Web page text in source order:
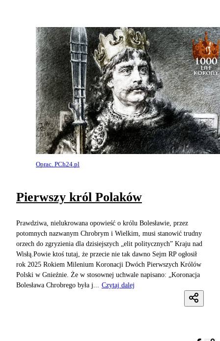
Oprac. PCh24.pl
Pierwszy król Polaków
Prawdziwa, nielukrowana opowieść o królu Bolesławie, przez
potomnych nazwanym Chrobrym i Wielkim, musi stanowić trudny
orzech do zgryzienia dla dzisiejszych „elit politycznych” Kraju nad
Wisłą.Powie ktoś tutaj, że przecie nie tak dawno Sejm RP ogłosił
rok 2025 Rokiem Milenium Koronacji Dwóch Pierwszych Królów
Polski w Gnieźnie. Że w stosownej uchwale napisano: „Koronacja
Bolesława Chrobrego była j...
Czytaj dalej